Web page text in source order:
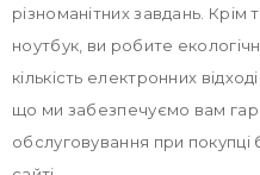
різноманітних завдань.
ноутбук, ви робите
кількість електронних
що ми забезпечуємо вам
обслуговування при